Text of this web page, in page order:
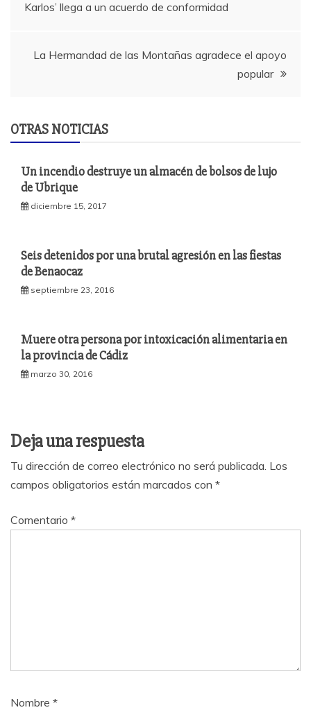
de
entradas
Karlos’ llega a un acuerdo de conformidad
La Hermandad de las Montañas agradece el apoyo
popular
OTRAS NOTICIAS
Un incendio destruye un almacén de bolsos de lujo
de Ubrique
diciembre 15, 2017
Seis detenidos por una brutal agresión en las fiestas
de Benaocaz
septiembre 23, 2016
Muere otra persona por intoxicación alimentaria en
la provincia de Cádiz
marzo 30, 2016
Deja una respuesta
Tu dirección de correo electrónico no será publicada. Los
campos obligatorios están marcados con *
Comentario *
Nombre *